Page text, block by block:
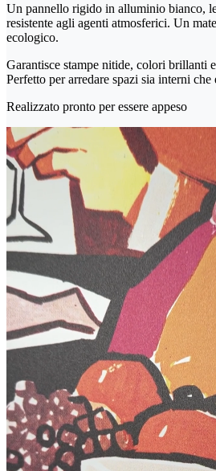
Un pannello rigido in alluminio bianco,
resistente agli agenti atmosferici. Un
ecologico.
Garantisce stampe nitide, colori brillanti
Perfetto per arredare spazi sia interni che
Realizzato pronto per essere appeso